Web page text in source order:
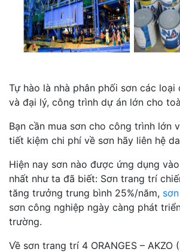
Tự hào là nhà phân phối sơn các loại
và đại lý, công trình dự án lớn cho
Bạn cần mua sơn cho công trình lớn
tiết kiệm chi phí về sơn hãy liên hệ
Hiện nay sơn nào được ứng dụng
nhất như ta đã biết: Sơn trang trí
tăng trưởng trung bình 25%/năm,
sơn công nghiệp ngày càng phát
trường.
Về sơn trang trí 4 ORANGES – AKZO